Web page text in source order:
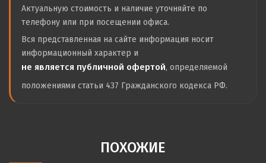
Актуальную стоимость и наличие уточняйте по
телефону или при посещении офиса.
Вся представленная на сайте информация носит
информационный характер и
не является публичной офертой, определяемой
положениями статьи 437 Гражданского кодекса РФ.
ПОХОЖИЕ